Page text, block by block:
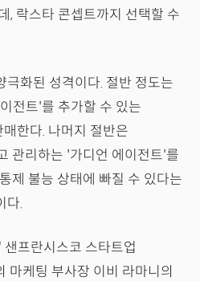
, 락스타 콘셉트까지 선택할 수
극화된 성격이다. 절반 정도는
전트'를 추가할 수 있는
한다. 나머지 절반은
관리하는 '가디언 에이전트'를
제 불능 상태에 빠질 수 있다는
다.
프란시스코 스타트업
마케팅 부사장 이비 라마니의